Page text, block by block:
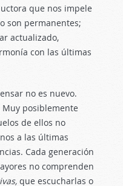
que nos impele
son permanentes;
actualizado,
con las últimas
no es nuevo.
Muy posiblemente
de ellos no
a las últimas
Cada generación
no comprenden
que escucharlas o